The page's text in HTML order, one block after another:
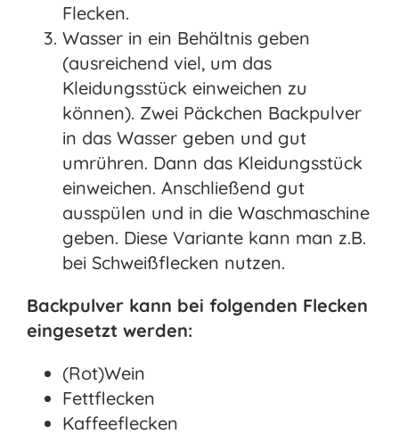
Flecken.
Wasser in ein Behältnis geben
(ausreichend viel, um das
Kleidungsstück einweichen zu
können). Zwei Päckchen Backpulver
in das Wasser geben und gut
umrühren. Dann das Kleidungsstück
einweichen. Anschließend gut
ausspülen und in die Waschmaschine
geben. Diese Variante kann man z.B.
bei Schweißflecken nutzen.
Backpulver kann bei folgenden Flecken
eingesetzt werden:
(Rot)Wein
Fettflecken
Kaffeeflecken